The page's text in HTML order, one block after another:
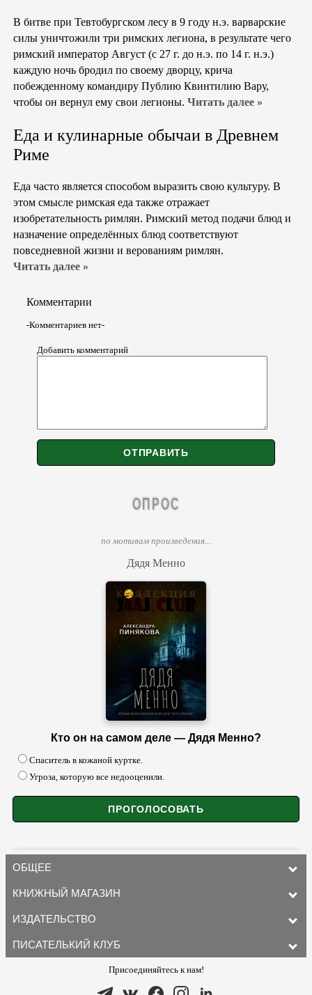
В битве при Тевтобургском лесу в 9 году н.э. варварские
силы уничтожили три римских легиона, в результате чего
римский император Август (с 27 г. до н.э. по 14 г. н.э.)
каждую ночь бродил по своему дворцу, крича
побежденному командиру Публию Квинтилию Вару,
чтобы он вернул ему свои легионы. Читать далее »
Еда и кулинарные обычаи в Древнем
Риме
Еда часто является способом выразить свою культуру. В
этом смысле римская еда также отражает
изобретательность римлян. Римский метод подачи блюд и
назначение определённых блюд соответствуют
повседневной жизни и верованиям римлян.
Читать далее »
Комментарии
-Комментариев нет-
Добавить комментарий
ОПРОС
по мотивам произведения...
Дядя Менно
Кто он на самом деле — Дядя Менно?
Спаситель в кожаной куртке.
Угроза, которую все недооценили.
ОБЩЕЕ
КНИЖНЫЙ МАГАЗИН
ИЗДАТЕЛЬСТВО
ПИСАТЕЛЬКИЙ КЛУБ
Присоединяйтесь к нам!